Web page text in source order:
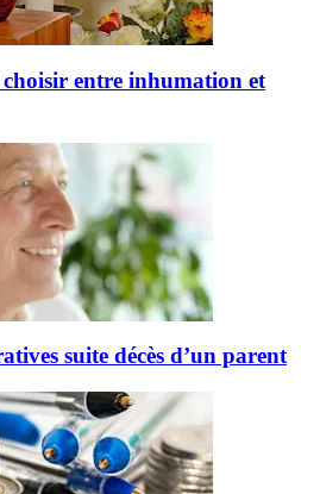
choisir entre inhumation et
suite décès d’un parent